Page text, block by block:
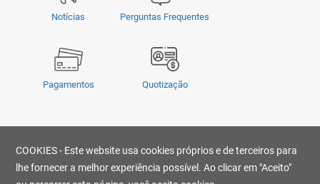
Notícias Perguntas Frequentes
Pagamentos Quotização
© Copyright 2026 - OMSUL | O conteúdo não pode ser copiado, publicado,
transmitido, reescrito ou redistribuído sem prévia autorização.
COOKIES - Este website usa cookies próprios e de terceiros para
lhe fornecer a melhor experiência possível. Ao clicar em "Aceito"